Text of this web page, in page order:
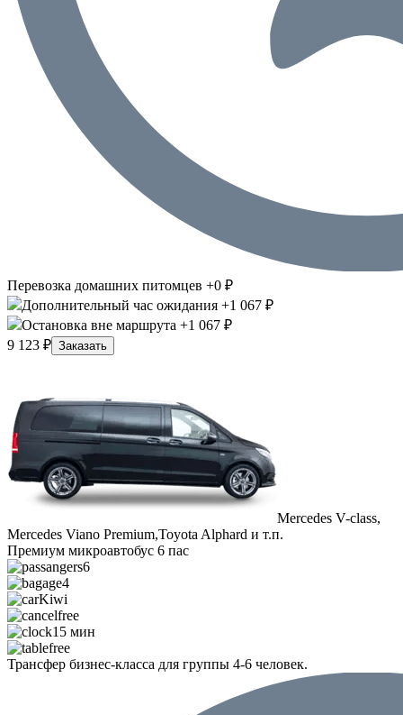
Перевозка домашних питомцев +0 ₽
Дополнительный час ожидания +1 067 ₽
Остановка вне маршрута +1 067 ₽
9 123 ₽ Заказать
Mercedes V-class,
Mercedes Viano Premium,Toyota Alphard и т.п.
Премиум микроавтобус 6 пас
6
4
Kiwi
free
15 мин
free
Трансфер бизнес-класса для группы 4-6 человек.